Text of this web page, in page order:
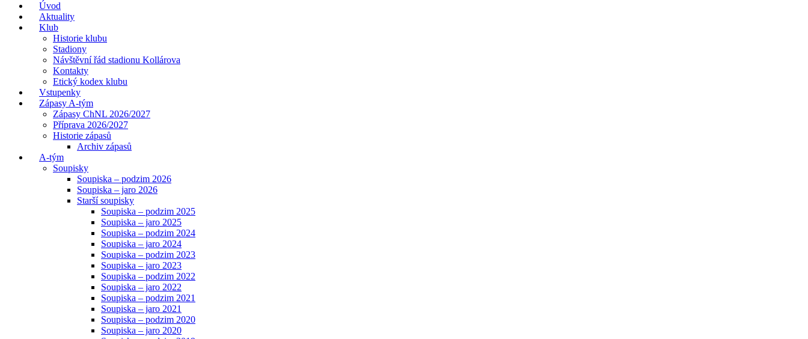
Úvod
Aktuality
Klub
Historie klubu
Stadiony
Návštěvní řád stadionu Kollárova
Kontakty
Etický kodex klubu
Vstupenky
Zápasy A-tým
Zápasy ChNL 2026/2027
Příprava 2026/2027
Historie zápasů
Archiv zápasů
A-tým
Soupisky
Soupiska – podzim 2026
Soupiska – jaro 2026
Starší soupisky
Soupiska – podzim 2025
Soupiska – jaro 2025
Soupiska – podzim 2024
Soupiska – jaro 2024
Soupiska – podzim 2023
Soupiska – jaro 2023
Soupiska – podzim 2022
Soupiska – jaro 2022
Soupiska – podzim 2021
Soupiska – jaro 2021
Soupiska – podzim 2020
Soupiska – jaro 2020